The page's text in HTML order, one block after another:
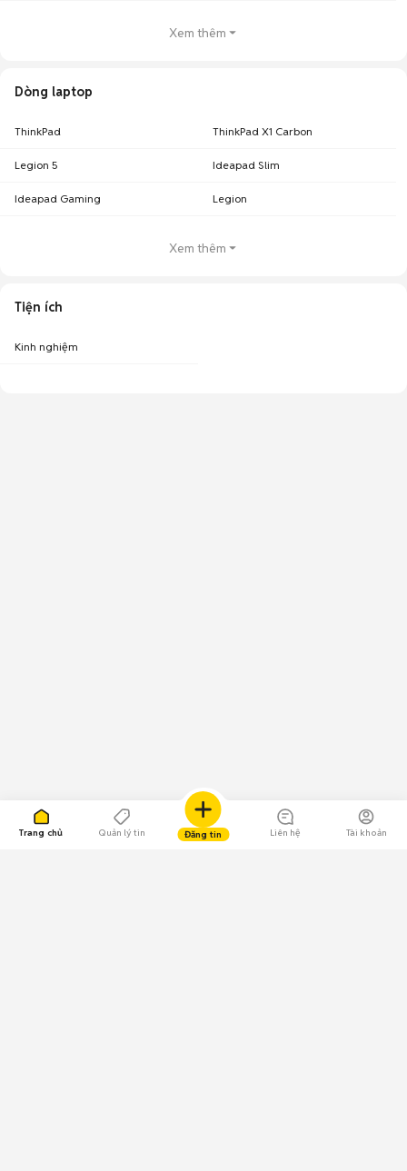
Trang chủ Quản lý tin Đăng tin Liên hệ Tài khoản
Xem thêm
Dòng laptop
ThinkPad ThinkPad X1 Carbon
Legion 5 Ideapad Slim
Ideapad Gaming Legion
Xem thêm
Tiện ích
Kinh nghiệm